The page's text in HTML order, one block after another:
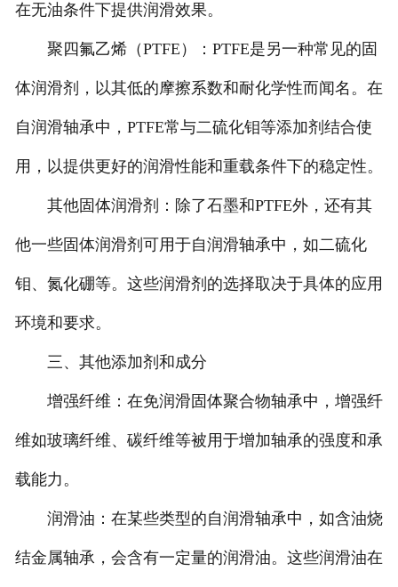
在无油条件下提供润滑效果。
聚四氟乙烯（PTFE）：PTFE是另一种常见的固
体润滑剂，以其低的摩擦系数和耐化学性而闻名。在
自润滑轴承中，PTFE常与二硫化钼等添加剂结合使
用，以提供更好的润滑性能和重载条件下的稳定性。
其他固体润滑剂：除了石墨和PTFE外，还有其
他一些固体润滑剂可用于自润滑轴承中，如二硫化
钼、氮化硼等。这些润滑剂的选择取决于具体的应用
环境和要求。
三、其他添加剂和成分
增强纤维：在免润滑固体聚合物轴承中，增强纤
维如玻璃纤维、碳纤维等被用于增加轴承的强度和承
载能力。
润滑油：在某些类型的自润滑轴承中，如含油烧
结金属轴承，会含有一定量的润滑油。这些润滑油在